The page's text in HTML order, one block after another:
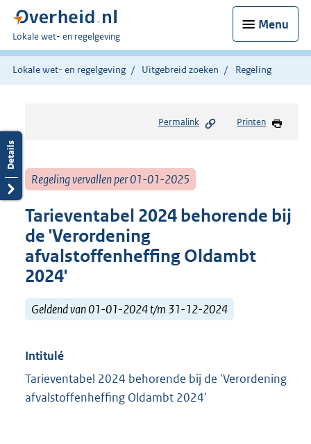
Menu
U
bent
hier:
Lokale wet- en regelgeving
Lokale wet- en regelgeving Uitgebreid zoeken Regeling
Permalink Printen
Regeling vervallen per 01-01-2025
Tarieventabel 2024 behorende bij
de 'Verordening
afvalstoffenheffing Oldambt
2024'
Geldend van 01-01-2024 t/m 31-12-2024
Intitulé
Tarieventabel 2024 behorende bij de 'Verordening
afvalstoffenheffing Oldambt 2024'